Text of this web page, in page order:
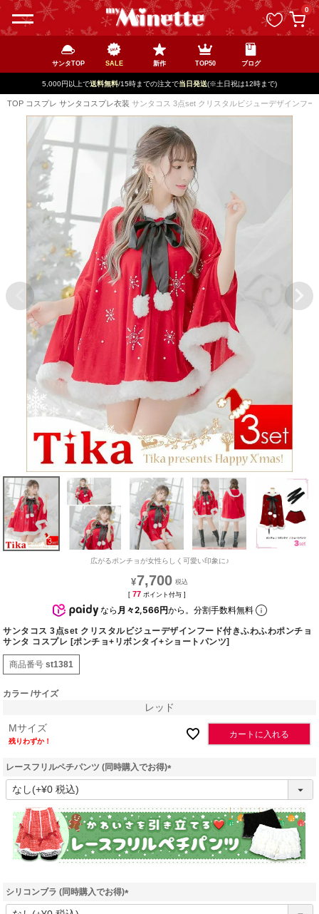
0
サンタTOP SALE 新作 TOP50 ブログ
5,000円以上で送料無料/15時までの注文で当日発送(※土日祝は12時まで)
TOP コスプレ サンタコスプレ衣装 サンタコス 3点set クリスタルビジューデザインフ
広がるポンチョが女性らしく可愛い印象に♪
¥7,700
[ 77 ポイント付与 ]
なら 月々2,566円から。分割手数料無料
サンタコス 3点set クリスタルビジューデザインフード付きふわふわポンチョ
サンタ コスプレ [ポンチョ+リボンタイ+ショートパンツ]
商品番号 st1381
カラー サイズ
レッド
Mサイズ
残りわずか！
カートに入れる
レースフリルペチパンツ (同時購入でお得)
(
須
)
シリコンブラ (同時購入でお得)
(
ペー
ジト
ップ